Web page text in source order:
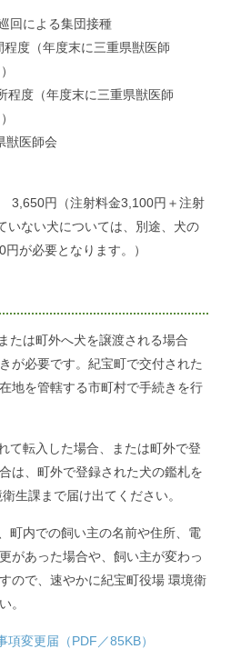
による集団接種
（年度末に三重県獣医師
度（年度末に三重県獣医師
獣医師会
3,650円（注射料金3,100円＋注射
いない犬については、別途、犬の
が必要となります。）
たは町外へ犬を譲渡される場合
が必要です。紀宝町で交付された
地を管轄する市町村で手続きを行
て転入した場合、または町外で登
は、町外で登録された犬の鑑札を
生課まで届け出てください。
町内での飼い主の名前や住所、電
があった場合や、飼い主が変わっ
ので、速やかに紀宝町役場 環境衛
。
変更届（PDF／85KB）